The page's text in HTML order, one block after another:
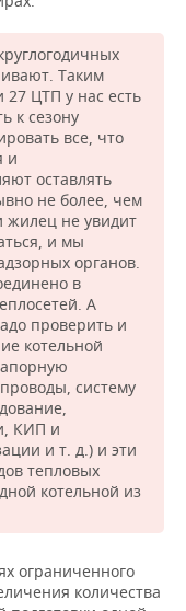
Таким
27 ЦТП у нас есть
к сезону
все, что
и
оставлять
не более, чем
жилец не увидит
и мы
органов.
в
А
проверить и
котельной
систему
КИП и
и т. д.) и эти
тепловых
котельной из
ограниченного
количества